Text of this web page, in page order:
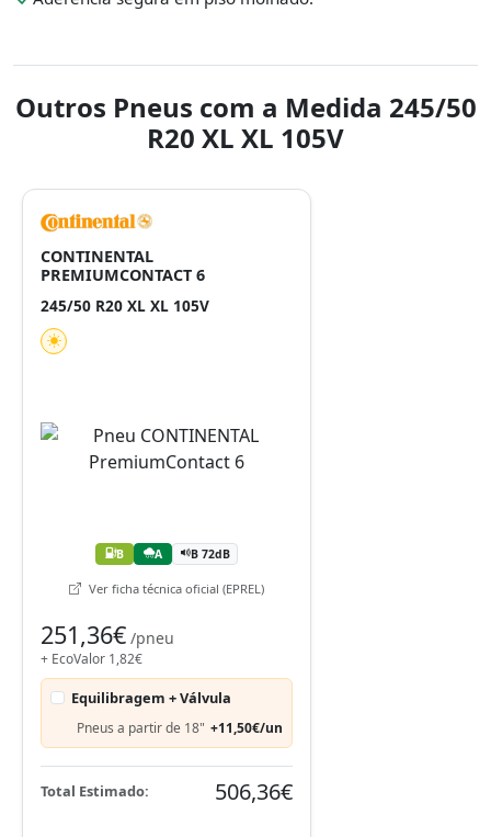
Outros Pneus com a Medida 245/50
R20 XL XL 105V
CONTINENTAL
PREMIUMCONTACT 6
245/50 R20 XL XL 105V
B A B 72dB
Ver ficha técnica oficial (EPREL)
251,36€ /pneu
+ EcoValor 1,82€
Equilibragem + Válvula
Pneus a partir de 18" +11,50€/un
Total Estimado: 506,36€